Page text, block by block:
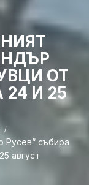
ОТ
И 25
Русев“ събира
август